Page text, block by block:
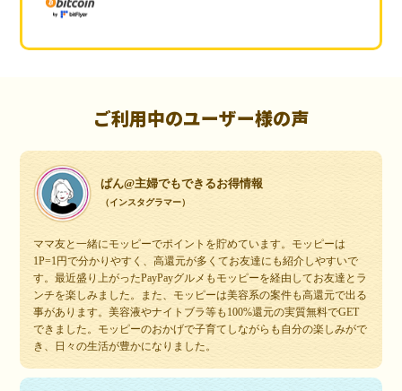
ご利用中のユーザー様の声
ぱん@主婦でもできるお得情報
（インスタグラマー）
ママ友と一緒にモッピーでポイントを貯めています。モッピーは
1P=1円で分かりやすく、高還元が多くてお友達にも紹介しやすいで
す。最近盛り上がったPayPayグルメもモッピーを経由してお友達とラ
ンチを楽しみました。また、モッピーは美容系の案件も高還元で出る
事があります。美容液やナイトブラ等も100%還元の実質無料でGET
できました。モッピーのおかげで子育てしながらも自分の楽しみがで
き、日々の生活が豊かになりました。